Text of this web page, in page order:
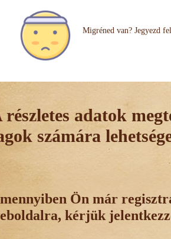
Migréned van? Jegyezd
részletes adatok
számára
Ön már
kérjük